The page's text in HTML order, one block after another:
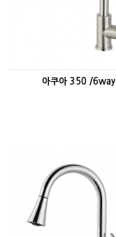
아쿠아 350 /6way